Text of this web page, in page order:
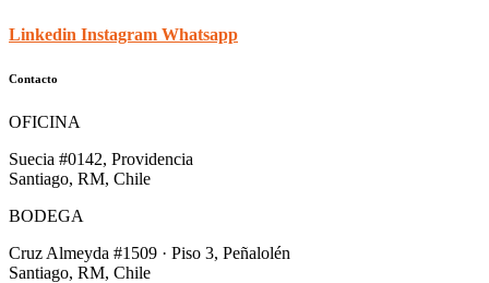
Linkedin Instagram Whatsapp
Contacto
OFICINA
Suecia #0142, Providencia
Santiago, RM, Chile
BODEGA
Cruz Almeyda #1509 · Piso 3, Peñalolén
Santiago, RM, Chile